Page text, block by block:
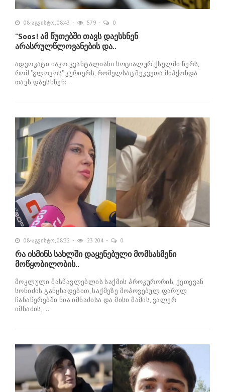
08-აგვისტო, 08:43 579 0
"Soos! ამ წუთებში თავს დაესხნენ
არასრულწლოვანების და..
ადვოკატი იაკო კვანტალიანი სოციალურ ქსელში წერს,
რომ "გლოვოს" კურიერს, რომელსაც შეკვეთა მიჰქონდა
თავს დაესხნენ:...
08-აგვისტო, 08:32 23 204 0
რა ისმინს სახლში დაყენებული მომსასმენი
მოწყობილობის..
მოკლული მასწავლებლის საქმის პროკურორის, ქეთევან
სონიძის განცხადებით, საქმეზე მოპოვებულ ფარულ
ჩანაწერებში ნია იმნაძისა და მისი მამის, ვალერ
იმნაძის,...